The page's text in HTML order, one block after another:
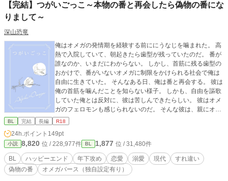
【完結】つがいごっこ～本物の番と再会したら偽物の番にな
りまして～
深山恐竜
俺はオメガの発情期を経験する前ににうなじを噛まれた。 高
熱で入院していて、朝起きたら歯型が残っていたのだ。 番が
誰なのか、いまだにわからない。 しかし、首筋に残る歯型の
おかけで、番がいないオメガに制限をかけられる社会で俺は
自由に生きていた。 そんなある日、俺は番と再会する。 彼は
俺の首筋を噛んだことを知らない様子。 しかも、自由を謳歌
していた俺とは反対に、彼は苦しんできたらしい。 彼はオメ
ガのフェロモンも感じられないのだ。 そんな彼は、親にオメ
ガと番うように強制されたことで、すっかりオメガを怖がる
んででしょう」 首を傾げる彼に、俺は提案する。 「なぁ、俺
と番ごっこをしないか？」 偽物の番となった本物の番が繰り
広げるラブストーリー。 ※完結しましたが、いくつか回収し
きれなかった部分を番外編で補完していきます。 番外編準備
中ですのでいましばらくお待ちください。
BL 完結 長編 R18
24h.ポイント 149pt
小説 8,820 位 / 228,977件 BL 1,877 位 / 31,480件
BL ハッピーエンド 年下攻め 恋愛 溺愛 現代
すれ違い
偽物の番
オメガバース（独自設定有り）